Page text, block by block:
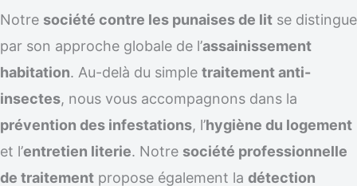
Notre société contre les punaises de lit se distingue
par son approche globale de l’assainissement
habitation. Au-delà du simple traitement anti-
insectes, nous vous accompagnons dans la
prévention des infestations, l’hygiène du logement
et l’entretien literie. Notre société professionnelle
de traitement propose également la détection